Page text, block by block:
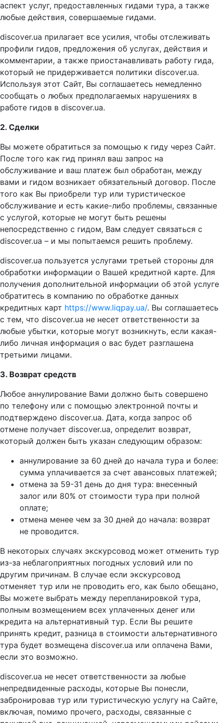
аспект услуг, предоставленных гидами тура, а также
любые действия, совершаемые гидами.
discover.ua прилагает все усилия, чтобы отслеживать
профили гидов, предложения об услугах, действия и
комментарии, а также приостанавливать работу гида,
который не придерживается политики discover.ua.
Используя этот Сайт, Вы соглашаетесь немедленно
сообщать о любых предполагаемых нарушениях в
работе гидов в discover.ua.
2. Сделки
Вы можете обратиться за помощью к гиду через Сайт.
После того как гид принял ваш запрос на
обслуживание и ваш платеж был обработан, между
вами и гидом возникает обязательный договор. После
того как Вы приобрели тур или туристическое
обслуживание и есть какие-либо проблемы, связанные
с услугой, которые не могут быть решены
непосредственно с гидом, Вам следует связаться с
discover.ua – и мы попытаемся решить проблему.
discover.ua пользуется услугами третьей стороны для
обработки информации о Вашей кредитной карте. Для
получения дополнительной информации об этой услуге
обратитесь в компанию по обработке данных
кредитных карт https://www.liqpay.ua/. Вы соглашаетесь
с тем, что discover.ua не несет ответственности за
любые убытки, которые могут возникнуть, если какая-
либо личная информация о вас будет разглашена
третьими лицами.
3. Возврат средств
Любое аннулирование Вами должно быть совершено
по телефону или с помощью электронной почты и
подтверждено discover.ua. Дата, когда запрос об
отмене получает discover.ua, определит возврат,
который должен быть указан следующим образом:
аннулирование за 60 дней до начала тура и более:
сумма уплачивается за счет авансовых платежей;
отмена за 59-31 день до дня тура: внесенный
залог или 80% от стоимости тура при полной
оплате;
отмена менее чем за 30 дней до начала: возврат
не проводится.
В некоторых случаях экскурсовод может отменить тур
из-за неблагоприятных погодных условий или по
другим причинам. В случае если экскурсовод
отменяет тур или не проводить его, как было обещано,
Вы можете выбрать между перепланировкой тура,
полным возмещением всех уплаченных денег или
кредита на альтернативный тур. Если Вы решите
принять кредит, разница в стоимости альтернативного
тура будет возмещена discover.ua или оплачена Вами,
если это возможно.
discover.ua не несет ответственности за любые
непредвиденные расходы, которые Вы понесли,
забронировав тур или туристическую услугу на Сайте,
включая, помимо прочего, расходы, связанные с